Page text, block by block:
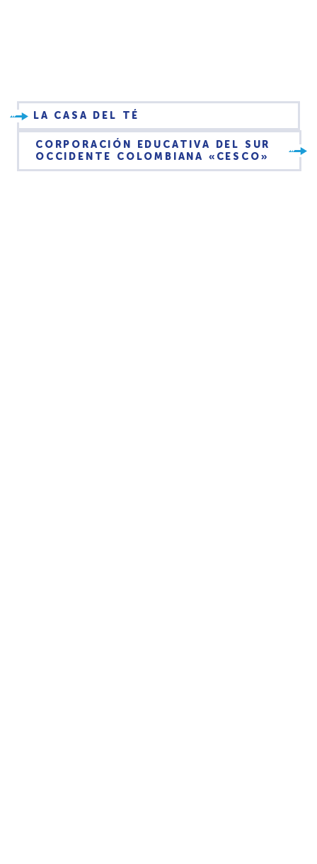
LA CASA DEL TÉ
CORPORACIÓN EDUCATIVA DEL SUR
OCCIDENTE COLOMBIANA «CESCO»